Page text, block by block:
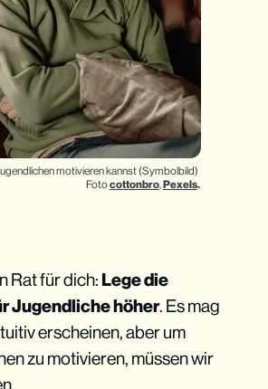
motivieren kannst (Symbolbild)
Foto cottonbro, Pexels.
Rat für dich: Lege die
Jugendliche höher. Es mag
erscheinen, aber um
zu motivieren, müssen wir